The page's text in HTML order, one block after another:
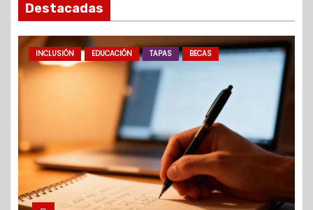
Destacadas
INCLUSIÓN EDUCACIÓN TAPAS BECAS